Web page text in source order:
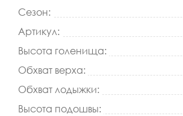
Сезон:
Артикул:
Высота голенища:
Обхват верха:
Обхват лодыжки:
Высота подошвы: